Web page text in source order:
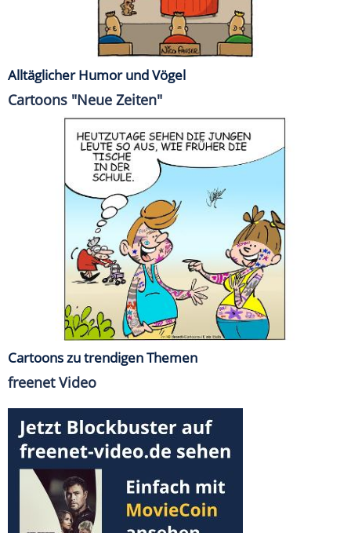
Alltäglicher Humor und Vögel
Cartoons "Neue Zeiten"
Cartoons zu trendigen Themen
freenet Video